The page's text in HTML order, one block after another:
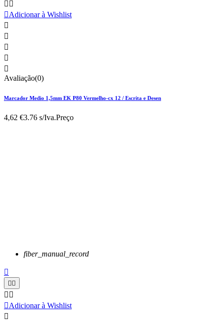
 
Adicionar à Wishlist





Avaliação(0)
Marcador Medio 1,5mm EK P80 Vermelho-cx 12 / Escrita e Desen
4,62 €3.76 s/Iva.Preço
fiber_manual_record


 
Adicionar à Wishlist
